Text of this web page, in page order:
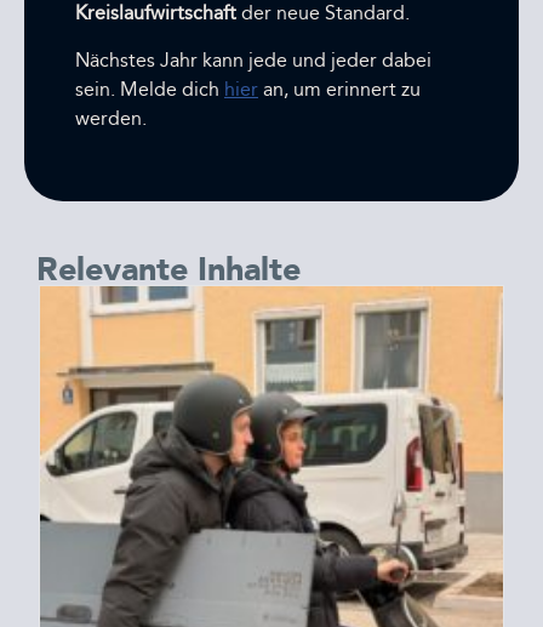
Kreislaufwirtschaft der neue Standard.
Nächstes Jahr kann jede und jeder dabei
sein. Melde dich hier an, um erinnert zu
werden.
Relevante Inhalte